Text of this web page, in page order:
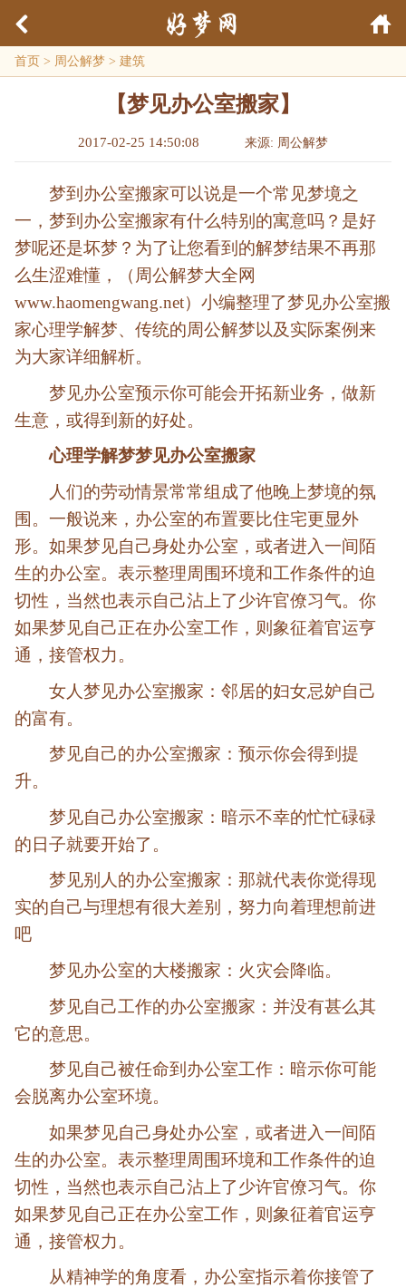
首页 > 周公解梦 > 建筑
【梦见办公室搬家】
2017-02-25 14:50:08 来源: 周公解梦
梦到办公室搬家可以说是一个常见梦境之
一，梦到办公室搬家有什么特别的寓意吗？是好
梦呢还是坏梦？为了让您看到的解梦结果不再那
么生涩难懂，（周公解梦大全网
www.haomengwang.net）小编整理了梦见办公室搬
家心理学解梦、传统的周公解梦以及实际案例来
为大家详细解析。
梦见办公室预示你可能会开拓新业务，做新
生意，或得到新的好处。
心理学解梦梦见办公室搬家
人们的劳动情景常常组成了他晚上梦境的氛
围。一般说来，办公室的布置要比住宅更显外
形。如果梦见自己身处办公室，或者进入一间陌
生的办公室。表示整理周围环境和工作条件的迫
切性，当然也表示自己沾上了少许官僚习气。你
如果梦见自己正在办公室工作，则象征着官运亨
通，接管权力。
女人梦见办公室搬家：邻居的妇女忌妒自己
的富有。
梦见自己的办公室搬家：预示你会得到提
升。
梦见自己办公室搬家：暗示不幸的忙忙碌碌
的日子就要开始了。
梦见别人的办公室搬家：那就代表你觉得现
实的自己与理想有很大差别，努力向着理想前进
吧
梦见办公室的大楼搬家：火灾会降临。
梦见自己工作的办公室搬家：并没有甚么其
它的意思。
梦见自己被任命到办公室工作：暗示你可能
会脱离办公室环境。
如果梦见自己身处办公室，或者进入一间陌
生的办公室。表示整理周围环境和工作条件的迫
切性，当然也表示自己沾上了少许官僚习气。你
如果梦见自己正在办公室工作，则象征着官运亨
通，接管权力。
从精神学的角度看，办公室指示着你接管了